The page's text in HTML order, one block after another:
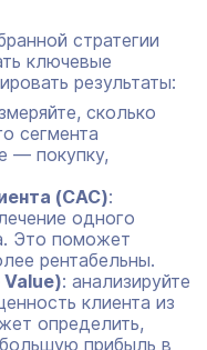
стратегии
ключевые
результаты:
сколько
сегмента
— покупку,
(CAC):
одного
Это поможет
рентабельны.
: анализируйте
клиента из
определить,
прибыль в